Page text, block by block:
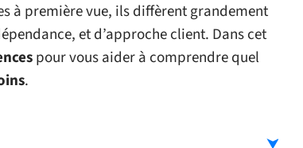
à première vue, ils diffèrent grandement
et d’approche client. Dans cet
pour vous aider à comprendre quel
.